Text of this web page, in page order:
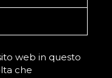
web in questo
che